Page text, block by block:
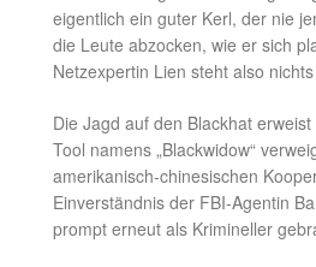
eigentlich ein guter Kerl, der nie
die Leute abzocken, wie er sich
Netzexpertin Lien steht also
Die Jagd auf den Blackhat
Tool namens „Blackwidow“
amerikanisch-chinesischen
Einverständnis der FBI-Agentin
prompt erneut als Krimineller